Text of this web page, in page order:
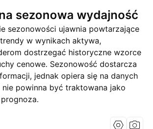
sezonowa wydajność
sezonowości ujawnia powtarzające
w wynikach aktywa,
dostrzegać historyczne wzorce
cenowe. Sezonowość dostarcza
jednak opiera się na danych
powinna być traktowana jako